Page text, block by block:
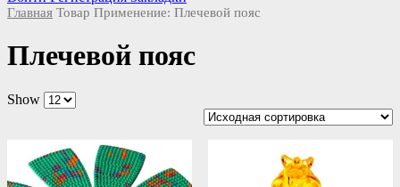
Главная Товар Применение: Плечевой пояс
Плечевой пояс
Show